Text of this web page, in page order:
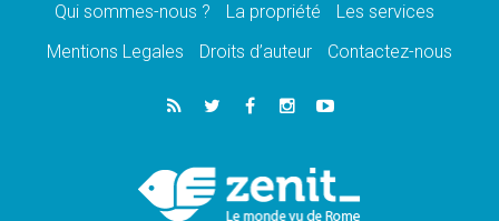
Léon XIV au Pérou, une lueur d'espoir pour
05.08.2026
SCEAM: L'Église en Afrique vers
05.08.2026
Le Pape exprime ses condoléances suite au
décès du cardinal Júlio Langa
Qui sommes-nous ? La propriété
Les services
Mentions Legales
Droits d’auteur Contactez-nous